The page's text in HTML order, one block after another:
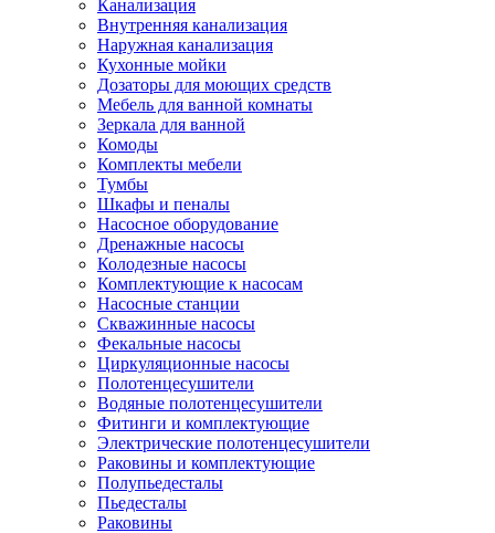
Канализация
Внутренняя канализация
Наружная канализация
Кухонные мойки
Дозаторы для моющих средств
Мебель для ванной комнаты
Зеркала для ванной
Комоды
Комплекты мебели
Тумбы
Шкафы и пеналы
Насосное оборудование
Дренажные насосы
Колодезные насосы
Комплектующие к насосам
Насосные станции
Скважинные насосы
Фекальные насосы
Циркуляционные насосы
Полотенцесушители
Водяные полотенцесушители
Фитинги и комплектующие
Электрические полотенцесушители
Раковины и комплектующие
Полупьедесталы
Пьедесталы
Раковины